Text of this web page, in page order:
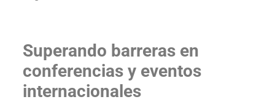
Superando barreras en
conferencias y eventos
internacionales